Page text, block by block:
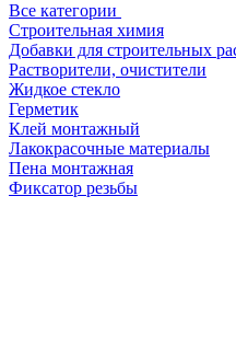
Все категории
Строительная химия
Добавки для строительных
Растворители, очистители
Жидкое стекло
Герметик
Клей монтажный
Лакокрасочные материалы
Пена монтажная
Фиксатор резьбы